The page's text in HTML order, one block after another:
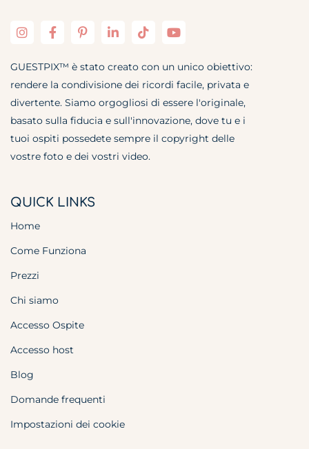
GUESTPIX™ è stato creato con un unico obiettivo:
rendere la condivisione dei ricordi facile, privata e
divertente. Siamo orgogliosi di essere l'originale,
basato sulla fiducia e sull'innovazione, dove tu e i
tuoi ospiti possedete sempre il copyright delle
vostre foto e dei vostri video.
QUICK LINKS
Home
Come Funziona
Prezzi
Chi siamo
Accesso Ospite
Accesso host
Blog
Domande frequenti
Impostazioni dei cookie